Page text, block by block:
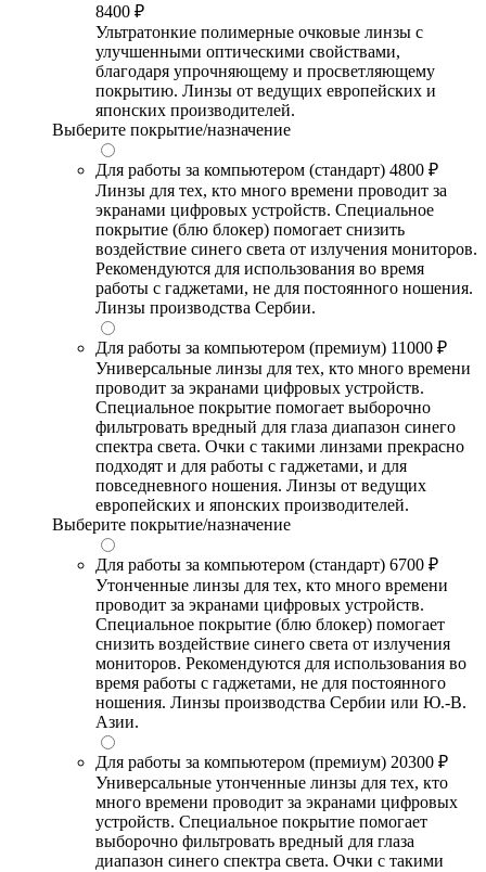
8400 ₽
Ультратонкие полимерные очковые линзы с
улучшенными оптическими свойствами,
благодаря упрочняющему и просветляющему
покрытию. Линзы от ведущих европейских и
японских производителей.
Выберите покрытие/назначение
Для работы за компьютером (стандарт) 4800 ₽
Линзы для тех, кто много времени проводит за
экранами цифровых устройств. Специальное
покрытие (блю блокер) помогает снизить
воздействие синего света от излучения мониторов.
Рекомендуются для использования во время
работы с гаджетами, не для постоянного ношения.
Линзы производства Сербии.
Для работы за компьютером (премиум) 11000 ₽
Универсальные линзы для тех, кто много времени
проводит за экранами цифровых устройств.
Специальное покрытие помогает выборочно
фильтровать вредный для глаза диапазон синего
спектра света. Очки с такими линзами прекрасно
подходят и для работы с гаджетами, и для
повседневного ношения. Линзы от ведущих
европейских и японских производителей.
Выберите покрытие/назначение
Для работы за компьютером (стандарт) 6700 ₽
Утонченные линзы для тех, кто много времени
проводит за экранами цифровых устройств.
Специальное покрытие (блю блокер) помогает
снизить воздействие синего света от излучения
мониторов. Рекомендуются для использования во
время работы с гаджетами, не для постоянного
ношения. Линзы производства Сербии или Ю.-В.
Азии.
Для работы за компьютером (премиум) 20300 ₽
Универсальные утонченные линзы для тех, кто
много времени проводит за экранами цифровых
устройств. Специальное покрытие помогает
выборочно фильтровать вредный для глаза
диапазон синего спектра света. Очки с такими